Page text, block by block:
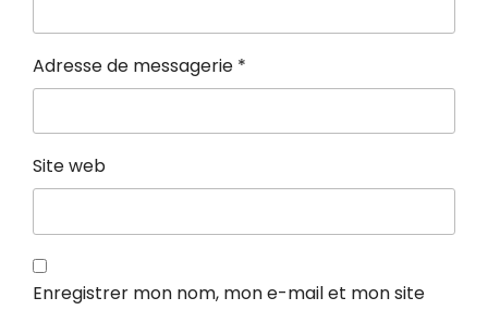
Adresse de messagerie *
Site web
Enregistrer mon nom, mon e-mail et mon site